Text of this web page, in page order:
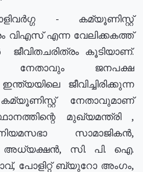
- കമ്യൂണിസ്റ്റ്
വിഎസ് എന്ന വേലിക്കകത്ത്
കൂടിയാണ്.
നേതാവും ജനപക്ഷ
ജീവിച്ചിരിക്കുന്ന
നേതാവുമാണ്
മുഖ്യമന്ത്രി ,
സാമാജികൻ,
അധ്യക്ഷൻ, സി. പി. ഐ.
പോളിറ്റ് ബ്യുറോ അംഗം,